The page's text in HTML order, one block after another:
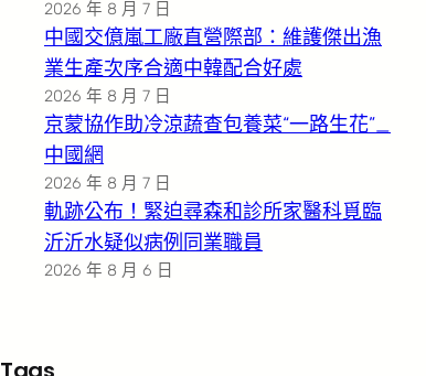
2026 年 8 月 7 日
中國交億嵐工廠直營際部：維護傑出漁
業生產次序合適中韓配合好處
2026 年 8 月 7 日
京蒙協作助冷涼蔬查包養菜“一路生花”_
中國網
2026 年 8 月 7 日
軌跡公布！緊迫尋森和診所家醫科覓臨
沂沂水疑似病例同業職員
2026 年 8 月 6 日